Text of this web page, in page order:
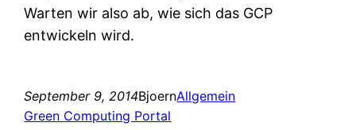
Warten wir also ab, wie sich das GCP
entwickeln wird.
September 9, 2014BjoernAllgemein
Green Computing Portal